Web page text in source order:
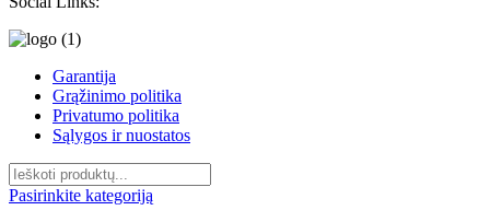
Garantija
Grąžinimo politika
Privatumo politika
Sąlygos ir nuostatos
Pasirinkite kategoriją